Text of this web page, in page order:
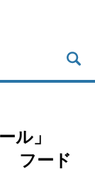
ル」
フード